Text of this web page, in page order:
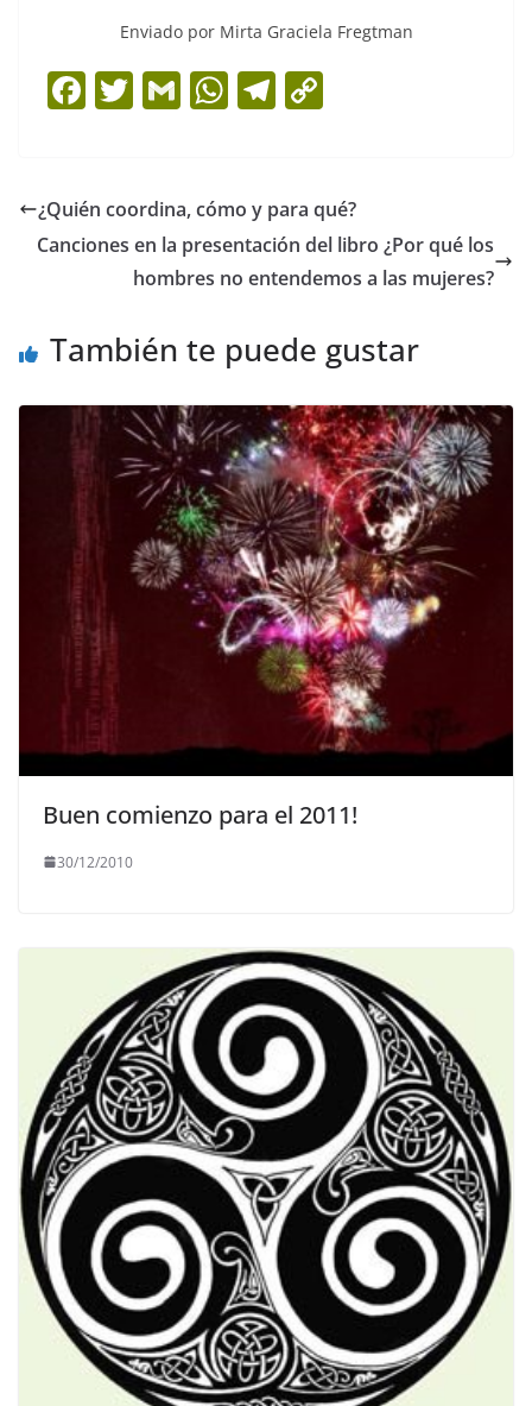
Enviado por Mirta Graciela Fregtman
F
e
b
k
T
er
G
l
W
s
A
p
T
gr
a
m
y
Li
n
¿Quién coordina, cómo y para qué?
Canciones en la presentación del libro ¿Por qué los
hombres no entendemos a las mujeres?
También te puede gustar
Buen comienzo para el 2011!
30/12/2010